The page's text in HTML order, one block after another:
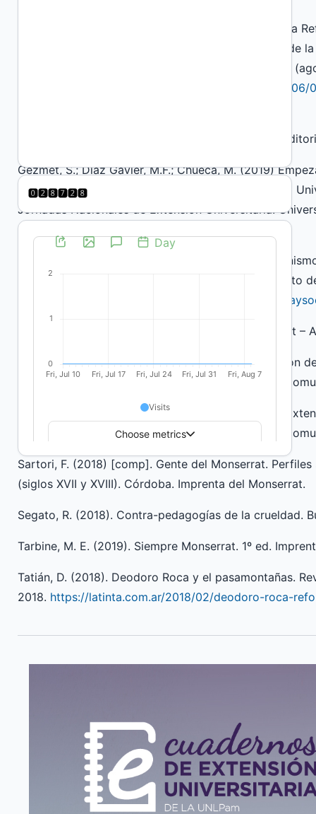
Fessia, R. (2018). Deodoro Roca; la inteligencia de la
Blog oficial de la Cátedra de Historia del Derecho de
la Universidad Nacional del Litoral (UNL). Santa Fe.
https://historiadelderechounl.wordpress.com/2018/
Freire, P. (2006) [1971]. Pedagogía del Oprimido.
Gezmet, S.; Díaz Gavier, M.F.; Chueca, M. (2019)
sociocomunitarios en un Colegio dependiente de la
Jornadas Nacionales de Extensión Universitaria.
Salvador de Jujuy - 14 y 15 de Noviembre de 2019.
Giralico, J. (2006). Del humanismo radical al
de la educación. Teré número 4/AÑO 2/2006. Agosto
https://biblat.unam.mx/hevila/
Plan de Estudios del Colegio Nacional de Monserrat –
Programa de la “1º Jornada de Equipos de Extensión
Procesos de Curricularización de Proyectos
Pronunciamiento de la “1º Jornada de Equipos de
Procesos de Curricularización de Proyectos
Sartori, F. (2018) [comp]. Gente del Monserrat.
(siglos XVII y XVIII). Córdoba. Imprenta del Monserrat.
Segato, R. (2018). Contra-pedagogías de la crueldad.
Tarbine, M. E. (2019). Siempre Monserrat. 1º ed.
Tatián, D. (2018). Deodoro Roca y el pasamontañas.
2018. https://latinta.com.ar/2018/02/deodoro-roca-